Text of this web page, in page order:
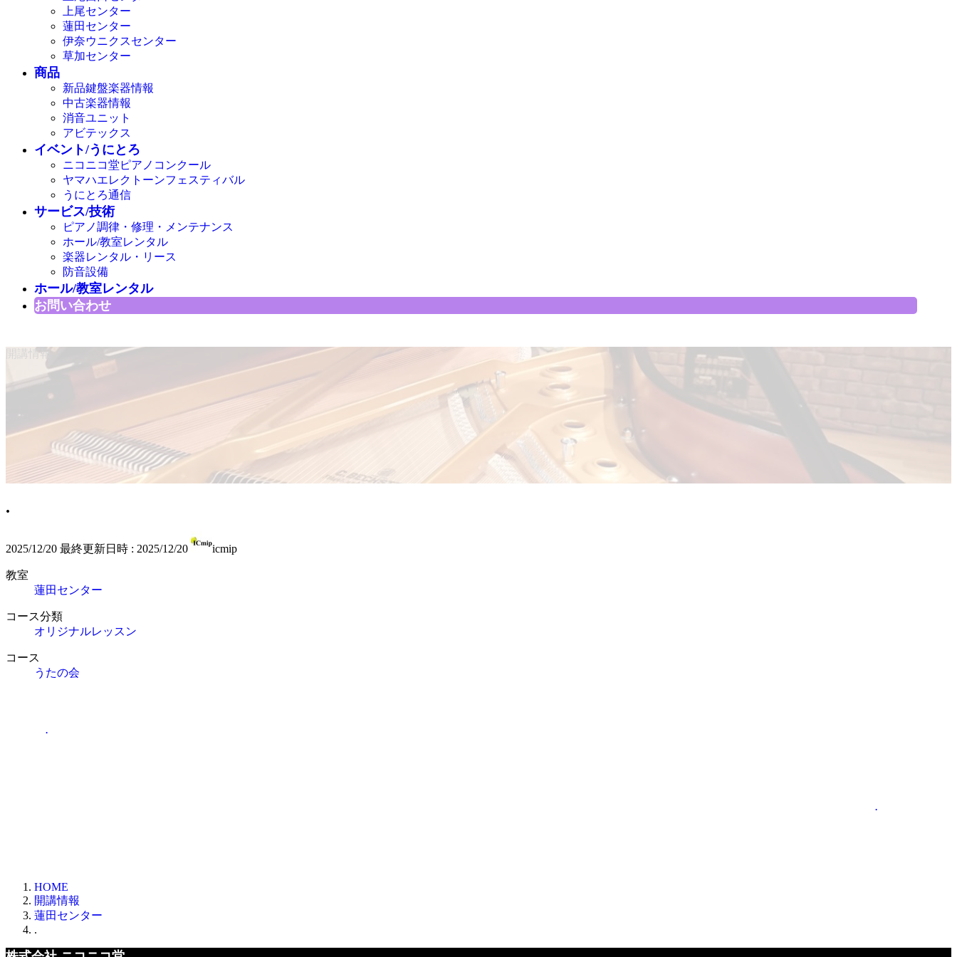
上尾センター
蓮田センター
伊奈ウニクスセンター
草加センター
商品
新品鍵盤楽器情報
中古楽器情報
消音ユニット
アビテックス
イベント/うにとろ
ニコニコ堂ピアノコンクール
ヤマハエレクトーンフェスティバル
うにとろ通信
サービス/技術
ピアノ調律・修理・メンテナンス
ホール/教室レンタル
楽器レンタル・リース
防音設備
ホール/教室レンタル
お問い合わせ
開講情報
.
2025/12/20 最終更新日時 : 2025/12/20 icmip
教室
蓮田センター
コース分類
オリジナルレッスン
コース
うたの会
.
.
HOME
開講情報
蓮田センター
.